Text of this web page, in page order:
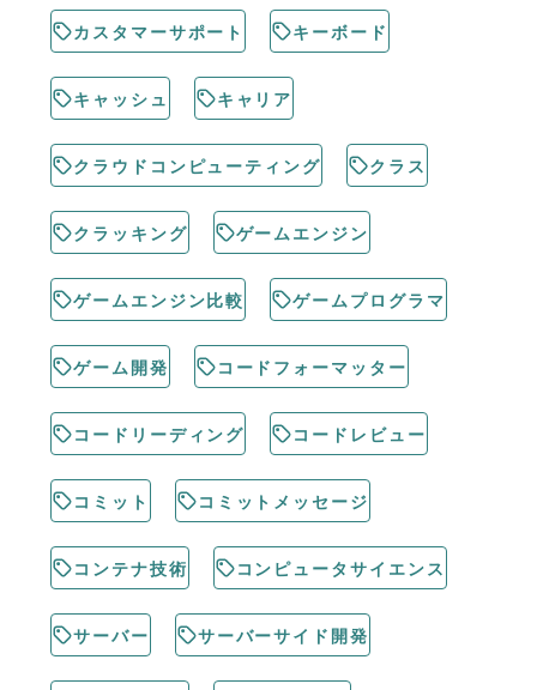
カスタマーサポート キーボード
キャッシュ キャリア
クラウドコンピューティング クラス
クラッキング ゲームエンジン
ゲームエンジン比較 ゲームプログラマ
ゲーム開発 コードフォーマッター
コードリーディング コードレビュー
コミット コミットメッセージ
コンテナ技術 コンピュータサイエンス
サーバー サーバーサイド開発